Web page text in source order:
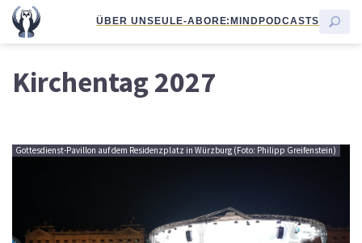
ÜBER UNSEULE-ABORE:MINDPODCASTS
Kirchentag 2027
Gottesdienst-Pavillon auf dem Residenzplatz in Würzburg (Foto: Philipp Greifenstein)